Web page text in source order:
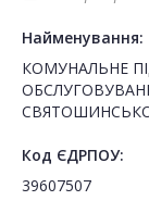
Найменування:
КОМУНАЛЬНЕ
Код ЄДРПОУ:
39607507